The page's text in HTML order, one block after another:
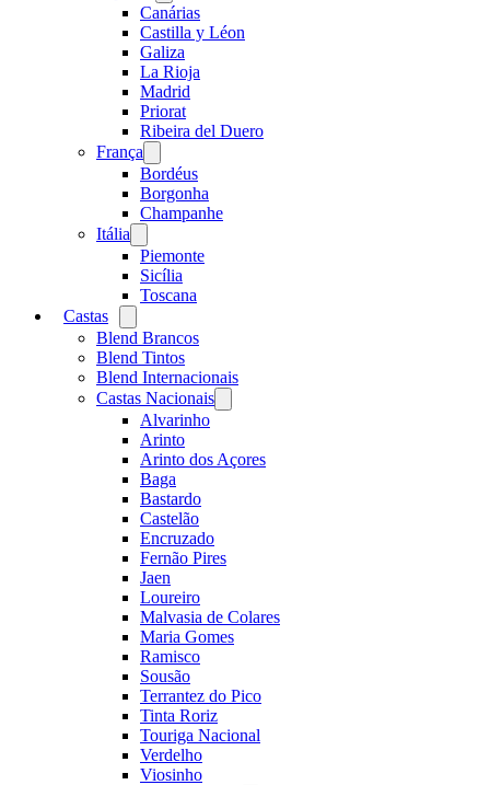
menu
Canárias
Castilla y Léon
Galiza
La Rioja
Madrid
Priorat
Ribeira del Duero
França
menu
Bordéus
Borgonha
Champanhe
Itália
menu
Piemonte
Sicília
Toscana
Castas
menu
Blend Brancos
Blend Tintos
Blend Internacionais
Castas Nacionais
menu
Alvarinho
Arinto
Arinto dos Açores
Baga
Bastardo
Castelão
Encruzado
Fernão Pires
Jaen
Loureiro
Malvasia de Colares
Maria Gomes
Ramisco
Sousão
Terrantez do Pico
Tinta Roriz
Touriga Nacional
Verdelho
Viosinho